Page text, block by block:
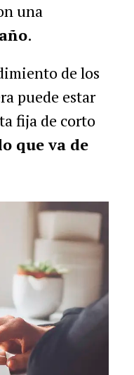
una
.
de los
puede estar
fija de corto
que va de